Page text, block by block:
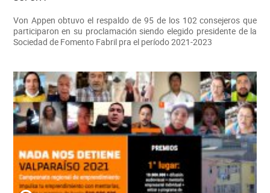
Von Appen obtuvo el respaldo de 95 de los 102 consejeros que
participaron en su proclamación siendo elegido presidente de la
Sociedad de Fomento Fabril pra el período 2021-2023